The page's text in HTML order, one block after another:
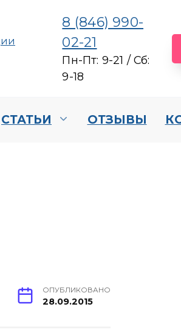
8 (846) 990-
02-21
Пн-Пт: 9-21 / Сб:
9-18
СТАТЬИ ОТЗЫВЫ
ОПУБЛИКОВАНО
28.09.2015